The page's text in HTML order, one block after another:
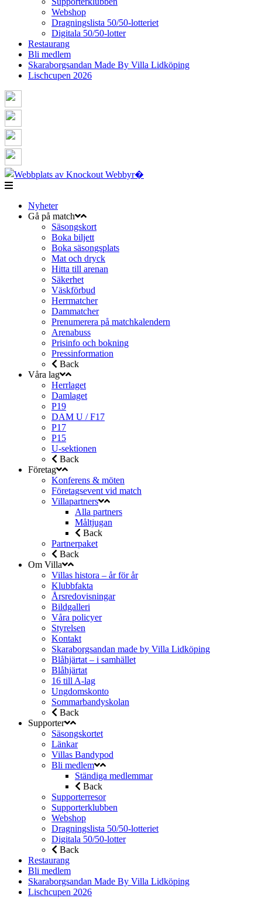
Webshop
Dragningslista 50/50-lotteriet
Digitala 50/50-lotter
Restaurang
Bli medlem
Skaraborgsandan Made By Villa Lidköping
Lischcupen 2026
Nyheter
Gå på match
Säsongskort
Boka biljett
Boka säsongsplats
Mat och dryck
Hitta till arenan
Säkerhet
Väskförbud
Herrmatcher
Dammatcher
Prenumerera på matchkalendern
Arenabuss
Prisinfo och bokning
Pressinformation
Back
Våra lag
Herrlaget
Damlaget
P19
DAM U / F17
P17
P15
U-sektionen
Back
Företag
Konferens & möten
Företagsevent vid match
Villapartners
Alla partners
Måltjugan
Back
Partnerpaket
Back
Om Villa
Villas histora – år för år
Klubbfakta
Årsredovisningar
Bildgalleri
Våra policyer
Styrelsen
Kontakt
Skaraborgsandan made by Villa Lidköping
Blåhjärtat – i samhället
Blåhjärtat
16 till A-lag
Ungdomskonto
Sommarbandyskolan
Back
Supporter
Säsongskortet
Länkar
Villas Bandypod
Bli medlem
Ständiga medlemmar
Back
Supporterresor
Supporterklubben
Webshop
Dragningslista 50/50-lotteriet
Digitala 50/50-lotter
Back
Restaurang
Bli medlem
Skaraborgsandan Made By Villa Lidköping
Lischcupen 2026